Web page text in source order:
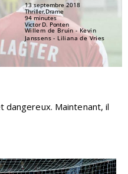
13 septembre 2018
Thriller,Drame
94 minutes
Victor D. Ponten
Willem de Bruin - Kevin
Janssens - Liliana de Vries
dangereux. Maintenant, il